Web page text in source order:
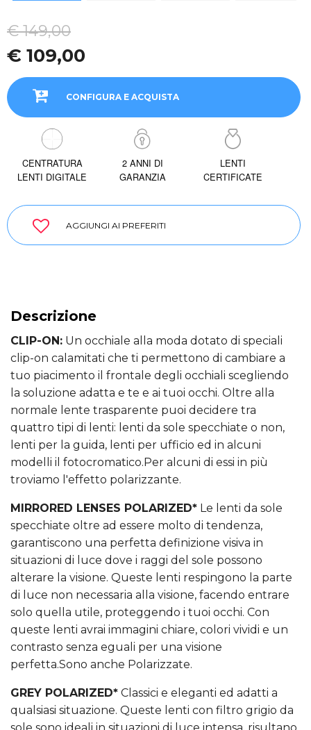
€ 149,00
€ 109,00
CONFIGURA E ACQUISTA
CENTRATURA
LENTI DIGITALE
2 ANNI DI
GARANZIA
LENTI
CERTIFICATE
AGGIUNGI AI PREFERITI
Descrizione
CLIP-ON: Un occhiale alla moda dotato di speciali
clip-on calamitati che ti permettono di cambiare a
tuo piacimento il frontale degli occhiali scegliendo
la soluzione adatta e te e ai tuoi occhi. Oltre alla
normale lente trasparente puoi decidere tra
quattro tipi di lenti: lenti da sole specchiate o non,
lenti per la guida, lenti per ufficio ed in alcuni
modelli il fotocromatico.Per alcuni di essi in più
troviamo l'effetto polarizzante.
MIRRORED LENSES POLARIZED* Le lenti da sole
specchiate oltre ad essere molto di tendenza,
garantiscono una perfetta definizione visiva in
situazioni di luce dove i raggi del sole possono
alterare la visione. Queste lenti respingono la parte
di luce non necessaria alla visione, facendo entrare
solo quella utile, proteggendo i tuoi occhi. Con
queste lenti avrai immagini chiare, colori vividi e un
contrasto senza eguali per una visione
perfetta.Sono anche Polarizzate.
GREY POLARIZED* Classici e eleganti ed adatti a
qualsiasi situazione. Queste lenti con filtro grigio da
sole sono ideali in situazioni di luce intensa, risultano